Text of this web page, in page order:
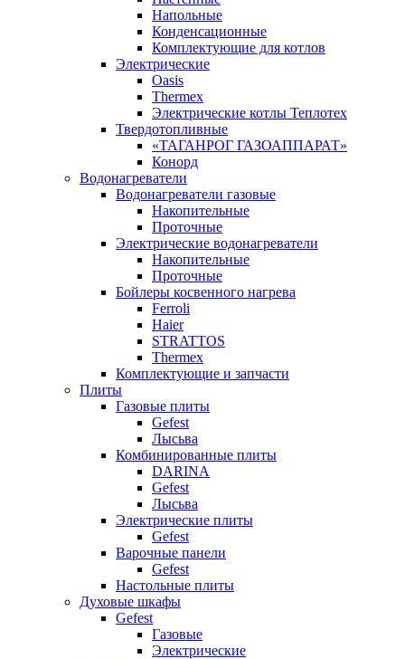
Напольные
Конденсационные
Комплектующие для котлов
Электрические
Oasis
Thermex
Электрические котлы Теплотех
Твердотопливные
«ТАГАНРОГ ГАЗОАППАРАТ»
Конорд
Водонагреватели
Водонагреватели газовые
Накопительные
Проточные
Электрические водонагреватели
Накопительные
Проточные
Бойлеры косвенного нагрева
Ferroli
Haier
STRATTOS
Thermex
Комплектующие и запчасти
Плиты
Газовые плиты
Gefest
Лысьва
Комбинированные плиты
DARINA
Gefest
Лысьва
Электрические плиты
Gefest
Варочные панели
Gefest
Настольные плиты
Духовые шкафы
Gefest
Газовые
Электрические